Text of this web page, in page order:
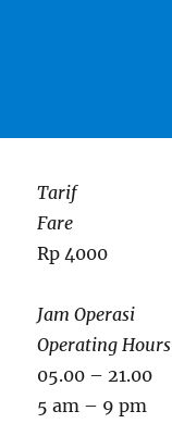
Tarif
Fare
Rp 4000
Jam Operasi
Operating Hours
05.00 – 21.00
5 am – 9 pm